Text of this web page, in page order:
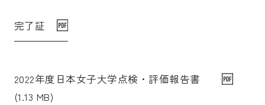
完了証
2022年度日本女子大学点検・評価報告書
(1.13 MB)